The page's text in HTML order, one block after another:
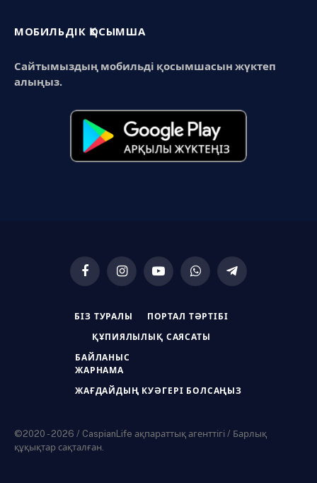
МОБИЛЬДІК ҚОСЫМША
Сайтымыздың мобильді қосымшасын жүктеп
алыңыз.
FacebookInstagramYouTubeWhatsAppTelegram
БІЗ ТУРАЛЫ ПОРТАЛ ТӘРТІБІ
ҚҰПИЯЛЫЛЫҚ САЯСАТЫ
БАЙЛАНЫС
ЖАРНАМА
ЖАҒДАЙДЫҢ КУӘГЕРІ БОЛСАҢЫЗ
©2020 - 2026 / CaspianLife ақпараттық агенттігі / Барлық
құқықтар сақталған.